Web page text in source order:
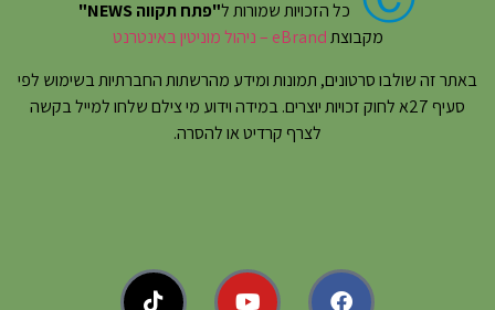
כל הזכויות שמורות ל"פתח תקווה NEWS"
מקבוצתeBrand – ניהול מוניטין באינטרנט
באתר זה שולבו סרטונים, תמונות ומידע מהרשתות החברתיות בשימוש לפי
סעיף 27א לחוק זכויות יוצרים. במידה וידוע מי צילם שלחו למייל בקשה
לצרף קרדיט או להסרה.